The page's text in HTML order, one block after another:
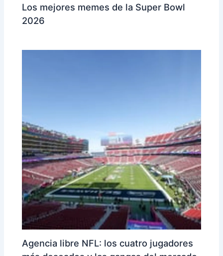
Los mejores memes de la Super Bowl
2026
Agencia libre NFL: los cuatro jugadores